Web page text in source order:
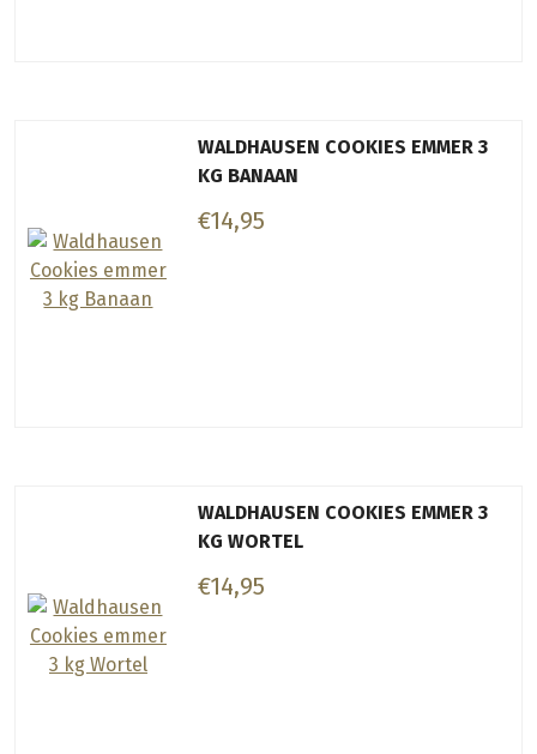
WALDHAUSEN COOKIES EMMER 3
KG BANAAN
€14,95
WALDHAUSEN COOKIES EMMER 3
KG WORTEL
€14,95